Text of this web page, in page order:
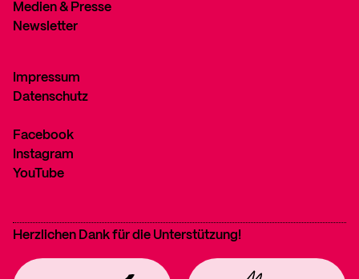
Medien & Presse
Newsletter
Impressum
Datenschutz
Facebook
Instagram
YouTube
Herzlichen Dank für die Unterstützung!